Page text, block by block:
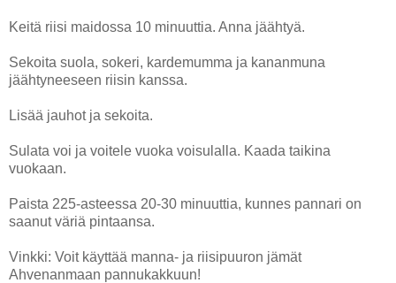
Keitä riisi maidossa 10 minuuttia. Anna jäähtyä.
Sekoita suola, sokeri, kardemumma ja kananmuna
jäähtyneeseen riisin kanssa.
Lisää jauhot ja sekoita.
Sulata voi ja voitele vuoka voisulalla. Kaada taikina
vuokaan.
Paista 225-asteessa 20-30 minuuttia, kunnes pannari on
saanut väriä pintaansa.
Vinkki: Voit käyttää manna- ja riisipuuron jämät
Ahvenanmaan pannukakkuun!